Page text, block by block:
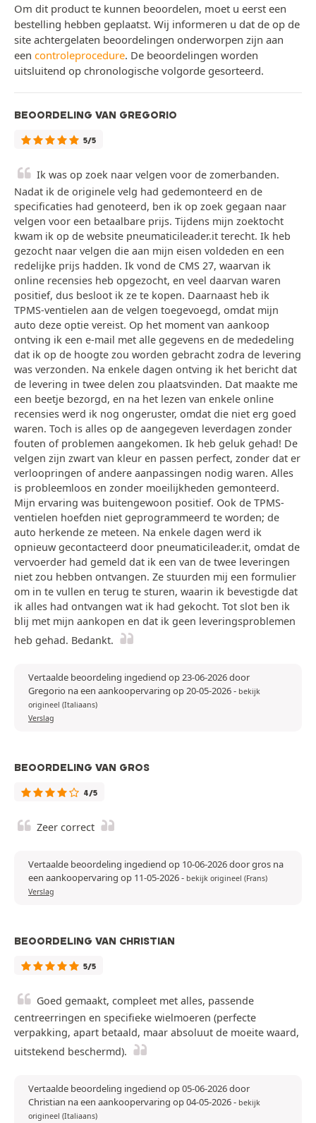
Om dit product te kunnen beoordelen, moet u eerst een
bestelling hebben geplaatst. Wij informeren u dat de op de
site achtergelaten beoordelingen onderworpen zijn aan
een controleprocedure. De beoordelingen worden
uitsluitend op chronologische volgorde gesorteerd.
BEOORDELING VAN GREGORIO
5/5
Ik was op zoek naar velgen voor de zomerbanden.
Nadat ik de originele velg had gedemonteerd en de
specificaties had genoteerd, ben ik op zoek gegaan naar
velgen voor een betaalbare prijs. Tijdens mijn zoektocht
kwam ik op de website pneumaticileader.it terecht. Ik heb
gezocht naar velgen die aan mijn eisen voldeden en een
redelijke prijs hadden. Ik vond de CMS 27, waarvan ik
online recensies heb opgezocht, en veel daarvan waren
positief, dus besloot ik ze te kopen. Daarnaast heb ik
TPMS-ventielen aan de velgen toegevoegd, omdat mijn
auto deze optie vereist. Op het moment van aankoop
ontving ik een e-mail met alle gegevens en de mededeling
dat ik op de hoogte zou worden gebracht zodra de levering
was verzonden. Na enkele dagen ontving ik het bericht dat
de levering in twee delen zou plaatsvinden. Dat maakte me
een beetje bezorgd, en na het lezen van enkele online
recensies werd ik nog ongeruster, omdat die niet erg goed
waren. Toch is alles op de aangegeven leverdagen zonder
fouten of problemen aangekomen. Ik heb geluk gehad! De
velgen zijn zwart van kleur en passen perfect, zonder dat er
verloopringen of andere aanpassingen nodig waren. Alles
is probleemloos en zonder moeilijkheden gemonteerd.
Mijn ervaring was buitengewoon positief. Ook de TPMS-
ventielen hoefden niet geprogrammeerd te worden; de
auto herkende ze meteen. Na enkele dagen werd ik
opnieuw gecontacteerd door pneumaticileader.it, omdat de
vervoerder had gemeld dat ik een van de twee leveringen
niet zou hebben ontvangen. Ze stuurden mij een formulier
om in te vullen en terug te sturen, waarin ik bevestigde dat
ik alles had ontvangen wat ik had gekocht. Tot slot ben ik
blij met mijn aankopen en dat ik geen leveringsproblemen
heb gehad. Bedankt.
Vertaalde beoordeling ingediend op 23-06-2026 door
Gregorio na een aankoopervaring op 20-05-2026- bekijk
origineel (Italiaans)
Verslag
BEOORDELING VAN GROS
4/5
Zeer correct
Vertaalde beoordeling ingediend op 10-06-2026 door gros na
een aankoopervaring op 11-05-2026- bekijk origineel (Frans)
Verslag
BEOORDELING VAN CHRISTIAN
5/5
Goed gemaakt, compleet met alles, passende
centreerringen en specifieke wielmoeren (perfecte
verpakking, apart betaald, maar absoluut de moeite waard,
uitstekend beschermd).
Vertaalde beoordeling ingediend op 05-06-2026 door
Christian na een aankoopervaring op 04-05-2026- bekijk
origineel (Italiaans)